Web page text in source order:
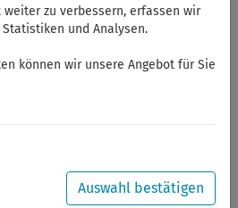
und 21.08.2026 machen auch wir
zu verbessern, erfassen wir
und Analysen.
können wir unsere Angebot für Sie
Auswahl bestätigen